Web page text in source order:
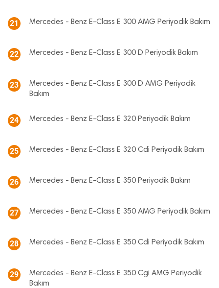
21 Mercedes - Benz E-Class E 300 AMG Periyodik Bakım
22 Mercedes - Benz E-Class E 300 D Periyodik Bakım
23
Mercedes - Benz E-Class E 300 D AMG Periyodik
Bakım
24 Mercedes - Benz E-Class E 320 Periyodik Bakım
25 Mercedes - Benz E-Class E 320 Cdi Periyodik Bakım
26 Mercedes - Benz E-Class E 350 Periyodik Bakım
27 Mercedes - Benz E-Class E 350 AMG Periyodik Bakım
28 Mercedes - Benz E-Class E 350 Cdi Periyodik Bakım
29
Mercedes - Benz E-Class E 350 Cgi AMG Periyodik
Bakım